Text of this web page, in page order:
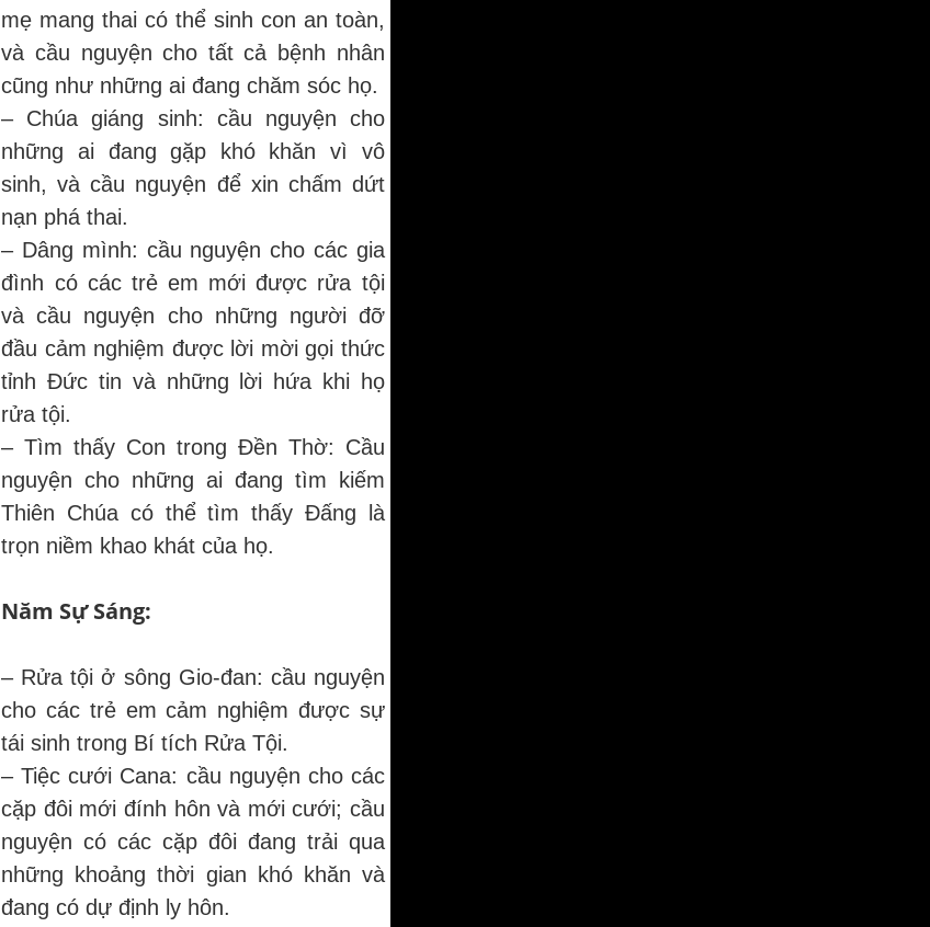
mẹ mang thai có thể sinh con an toàn,
và cầu nguyện cho tất cả bệnh nhân
cũng như những ai đang chăm sóc họ.
– Chúa giáng sinh: cầu nguyện cho
những ai đang gặp khó khăn vì vô
sinh, và cầu nguyện để xin chấm dứt
nạn phá thai.
– Dâng mình: cầu nguyện cho các gia
đình có các trẻ em mới được rửa tội
và cầu nguyện cho những người đỡ
đầu cảm nghiệm được lời mời gọi thức
tỉnh Đức tin và những lời hứa khi họ
rửa tội.
– Tìm thấy Con trong Đền Thờ: Cầu
nguyện cho những ai đang tìm kiếm
Thiên Chúa có thể tìm thấy Đấng là
trọn niềm khao khát của họ.
Năm Sự Sáng:
– Rửa tội ở sông Gio-đan: cầu nguyện
cho các trẻ em cảm nghiệm được sự
tái sinh trong Bí tích Rửa Tội.
– Tiệc cưới Cana: cầu nguyện cho các
cặp đôi mới đính hôn và mới cưới; cầu
nguyện có các cặp đôi đang trải qua
những khoảng thời gian khó khăn và
đang có dự định ly hôn.